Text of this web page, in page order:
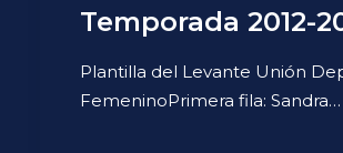
Temporada 2012-
Plantilla del Levante Unión
FemeninoPrimera fila: Sandra…